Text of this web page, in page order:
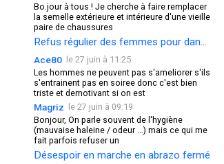
Bo.jour à tous ! Je cherche à faire remplacer
la semelle extérieure et intérieure d'une vieille
paire de chaussures
Refus régulier des femmes pour danser
Ace80
le 27 juin à 11:25
Les hommes ne peuvent pas s'ameliorer s'ils
s'entrainent pas en soiree donc c'est bien
triste et demotivant si on est
Magriz
le 27 juin à 09:19
Bonjour, On parle souvent de l'hygiène
(mauvaise haleine / odeur ...) mais ce qui me
fait parfois refuser un
Désespoir en marche en abrazo fermé